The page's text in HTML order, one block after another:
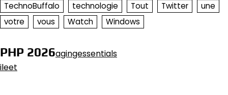
TechnoBuffalo
technologie Tout Twitter
une
votre
vous Watch Windows
PHP 2026agingessentials
ileet